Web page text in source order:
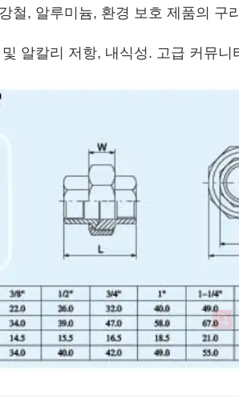
철, 알루미늄, 환경 보호 제품의 구
알칼리 저항, 내식성. 고급 커뮤